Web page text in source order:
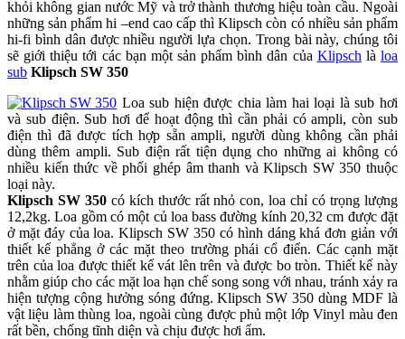
khỏi không gian nước Mỹ và trở thành thương hiệu toàn cầu. Ngoài
những sản phẩm hi –end cao cấp thì Klipsch còn có nhiều sản phẩm
hi-fi bình dân được nhiều người lựa chọn. Trong bài này, chúng tôi
sẽ giới thiệu tới các bạn một sản phẩm bình dân của Klipsch làloa
sub Klipsch SW 350
Loa sub hiện được chia làm hai loại là sub hơi
và sub điện. Sub hơi để hoạt động thì cần phải có ampli, còn sub
điện thì đã được tích hợp sẵn ampli, người dùng không cần phải
dùng thêm ampli. Sub điện rất tiện dụng cho những ai không có
nhiều kiến thức về phối ghép âm thanh và Klipsch SW 350 thuộc
loại này.
Klipsch SW 350có kích thước rất nhỏ con, loa chỉ có trọng lượng
12,2kg. Loa gồm có một củ loa bass đường kính 20,32 cm được đặt
ở mặt đáy của loa. Klipsch SW 350 có hình dáng khá đơn giản với
thiết kế phẳng ở các mặt theo trường phái cổ điển. Các cạnh mặt
trên của loa được thiết kế vát lên trên và được bo tròn. Thiết kế này
nhằm giúp cho các mặt loa hạn chế song song với nhau, tránh xảy ra
hiện tượng cộng hưởng sóng đứng. Klipsch SW 350 dùng MDF là
vật liệu làm thùng loa, ngoài cùng được phủ một lớp Vinyl màu đen
rất bền, chống tĩnh diện và chịu được hơi ẩm.